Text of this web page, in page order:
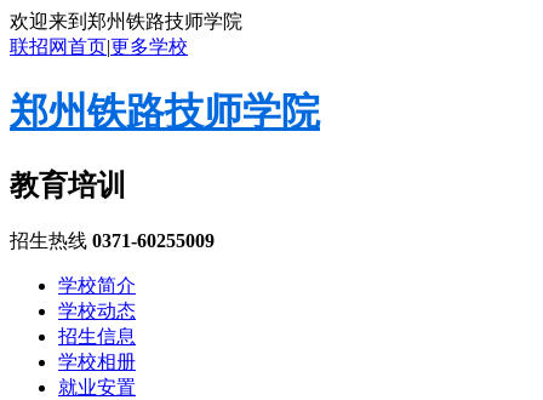
欢迎来到郑州铁路技师学院
联招网首页|更多学校
郑州铁路技师学院
教育培训
招生热线 0371-60255009
学校简介
学校动态
招生信息
学校相册
就业安置